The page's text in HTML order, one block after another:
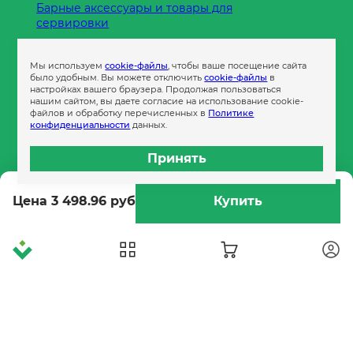
Цена 3 498.96 руб Купить
Барные аксессуары и товары для
сервировки
Пленка
Пакеты и сумки
Контейнеры
Бумага офисная
Гигиеническая продукция
Мы используемcookie-файлы, чтобы ваше посещение сайта
было удобным. Вы можете отключитьcookie-файлы в
настройках вашего браузера. Продолжая пользоваться
нашим сайтом, вы даете согласие на использование cookie-
файлов и обработку перечисленных в Политике
конфиденциальности данных.
Принять